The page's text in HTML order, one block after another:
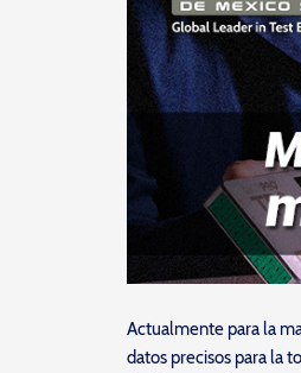
Actualmente para la
datos precisos para la